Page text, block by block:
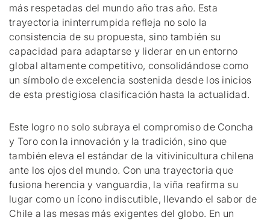
más respetadas del mundo año tras año. Esta
trayectoria ininterrumpida refleja no solo la
consistencia de su propuesta, sino también su
capacidad para adaptarse y liderar en un entorno
global altamente competitivo, consolidándose como
un símbolo de excelencia sostenida desde los inicios
de esta prestigiosa clasificación hasta la actualidad.
Este logro no solo subraya el compromiso de Concha
y Toro con la innovación y la tradición, sino que
también eleva el estándar de la vitivinicultura chilena
ante los ojos del mundo. Con una trayectoria que
fusiona herencia y vanguardia, la viña reafirma su
lugar como un ícono indiscutible, llevando el sabor de
Chile a las mesas más exigentes del globo. En un